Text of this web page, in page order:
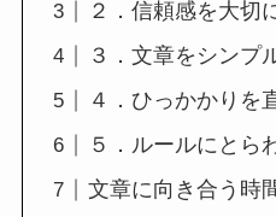
２．信頼感を大切
３．文章をシンプ
４．ひっかかりを
５．ルールにとら
文章に向き合う時